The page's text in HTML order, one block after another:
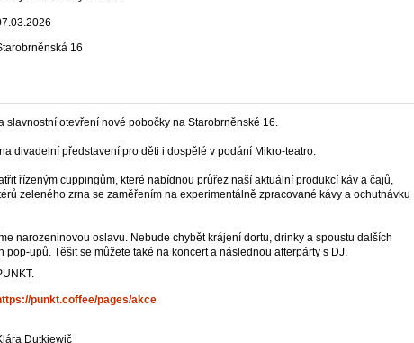
16
slavnostní otevření nové pobočky na Starobrněnské 16.
divadelní představení pro děti i dospělé v podání Mikro-teatro.
řízeným cuppingům, které nabídnou průřez naší aktuální produkcí káv a čajů,
zeleného zrna se zaměřením na experimentálně zpracované kávy a ochutnávku
narozeninovou oslavu. Nebude chybět krájení dortu, drinky a spoustu dalších
pop-upů. Těšit se můžete také na koncert a následnou afterpárty s DJ.
punkt.coffee/pages/akce
Dutkiewič
hráče. V...